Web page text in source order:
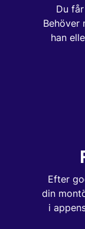
Du
Behöver
han
Efter
din
i